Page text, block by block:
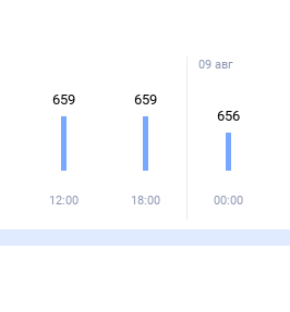
659
12:00
659
18:00
09 авг
656
00:00